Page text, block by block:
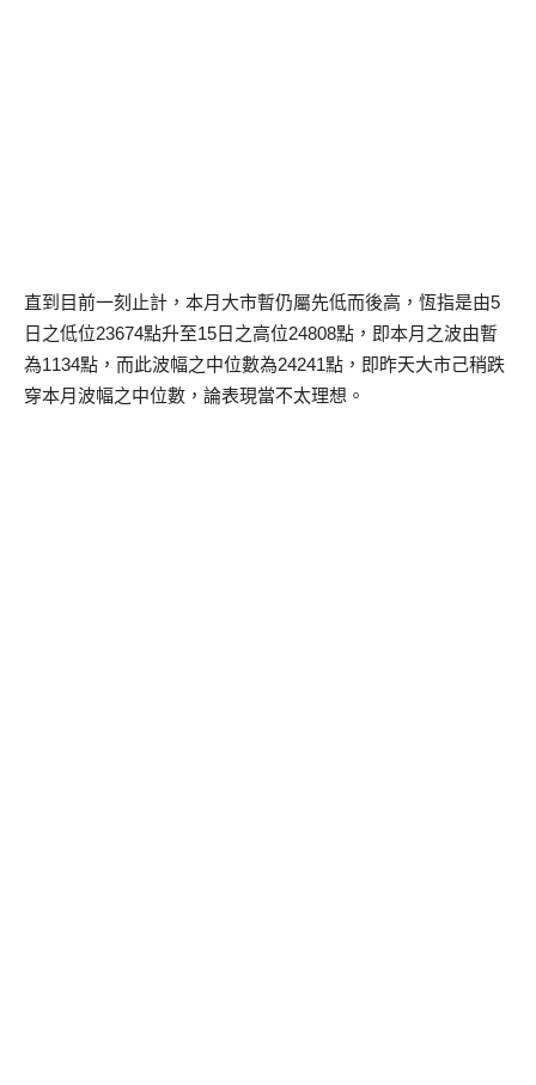
直到目前一刻止計，本月大市暫仍屬先低而後高，恆指是由5
日之低位23674點升至15日之高位24808點，即本月之波由暫
為1134點，而此波幅之中位數為24241點，即昨天大市己稍跌
穿本月波幅之中位數，論表現當不太理想。